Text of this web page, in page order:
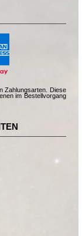
Zahlungsarten. Diese
im Bestellvorgang